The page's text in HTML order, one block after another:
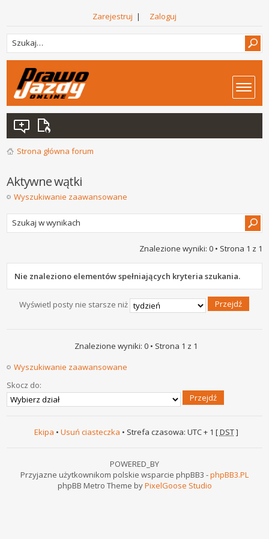
Zarejestruj | Zaloguj
Strona główna forum
Aktywne wątki
Wyszukiwanie zaawansowane
Znalezione wyniki: 0 • Strona 1 z 1
Nie znaleziono elementów spełniających kryteria szukania.
Wyświetl posty nie starsze niż
Znalezione wyniki: 0 • Strona 1 z 1
Wyszukiwanie zaawansowane
Skocz do:
Ekipa • Usuń ciasteczka • Strefa czasowa: UTC + 1 [DST]
POWERED_BY
Przyjazne użytkownikom polskie wsparcie phpBB3 -phpBB3.PL
phpBB Metro Theme byPixelGoose Studio